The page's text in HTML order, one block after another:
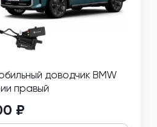
доводчик BMW
правый
₽